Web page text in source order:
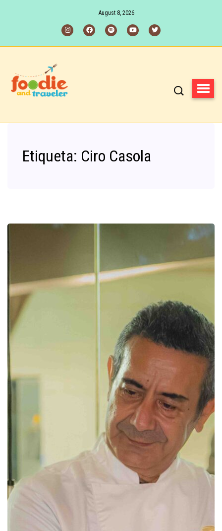
August 8, 2026
Etiqueta: Ciro Casola